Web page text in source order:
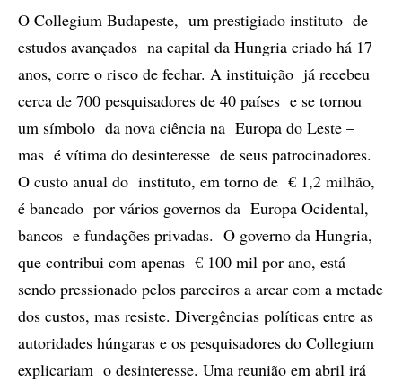
O Collegium Budapeste, um prestigiado instituto de
estudos avançados na capital da Hungria criado há 17
anos, corre o risco de fechar. A instituição já recebeu
cerca de 700 pesquisadores de 40 países e se tornou
um símbolo da nova ciência na Europa do Leste –
mas é vítima do desinteresse de seus patrocinadores.
O custo anual do instituto, em torno de € 1,2 milhão,
é bancado por vários governos da Europa Ocidental,
bancos e fundações privadas. O governo da Hungria,
que contribui com apenas € 100 mil por ano, está
sendo pressionado pelos parceiros a arcar com a metade
dos custos, mas resiste. Divergências políticas entre as
autoridades húngaras e os pesquisadores do Collegium
explicariam o desinteresse. Uma reunião em abril irá